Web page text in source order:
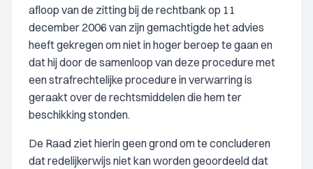
afloop van de zitting bij de rechtbank op 11
december 2006 van zijn gemachtigde het advies
heeft gekregen om niet in hoger beroep te gaan en
dat hij door de samenloop van deze procedure met
een strafrechtelijke procedure in verwarring is
geraakt over de rechtsmiddelen die hem ter
beschikking stonden.
De Raad ziet hierin geen grond om te concluderen
dat redelijkerwijs niet kan worden geoordeeld dat